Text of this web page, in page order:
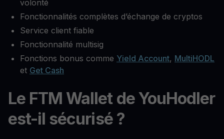
volonté
Fonctionnalités complètes d’échange de cryptos
Service client fiable
Fonctionnalité multisig
Fonctions bonus comme Yield Account, MultiHODL
et Get Cash
Le FTM Wallet de YouHodler
est-il sécurisé ?